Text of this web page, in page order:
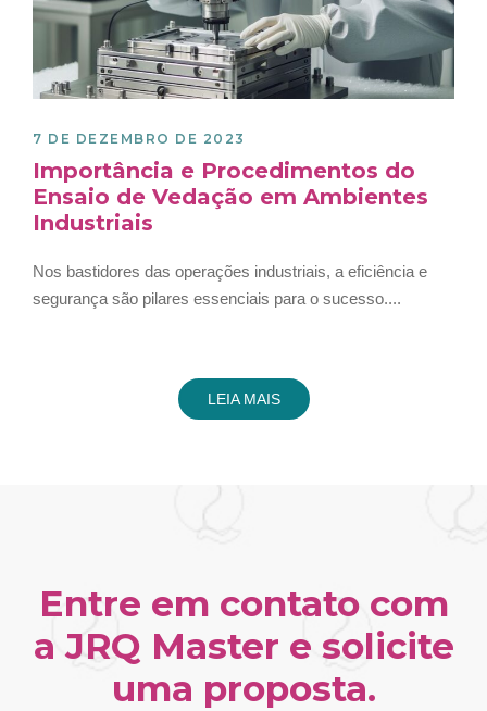
7 DE DEZEMBRO DE 2023
Importância e Procedimentos do
Ensaio de Vedação em Ambientes
Industriais
Nos bastidores das operações industriais, a eficiência e
segurança são pilares essenciais para o sucesso....
LEIA MAIS
Entre em contato com
a JRQ Master e solicite
uma proposta.